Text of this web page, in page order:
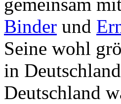
Binder und
Seine wohl
in
Deutschland